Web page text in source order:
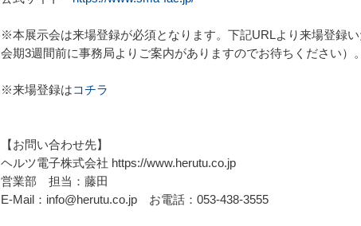
※本展示会は来場登録が必須となります。下記URLより来場登録
会期3週間前に事務局よりご案内がありますのでお待ちください）。
※来場登録はコチラ
【お問い合わせ先】
ヘルツ電子株式会社 https://www.herutu.co.jp
営業部 担当：藤田
E-Mail：info@herutu.co.jp お電話：053-438-3555